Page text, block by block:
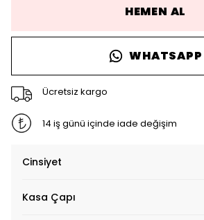
HEMEN AL
WHATSAPP
Ücretsiz kargo
14 iş günü içinde iade değişim
Cinsiyet
Kasa Çapı